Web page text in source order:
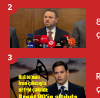
2
3